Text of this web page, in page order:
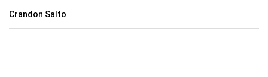
Crandon Salto